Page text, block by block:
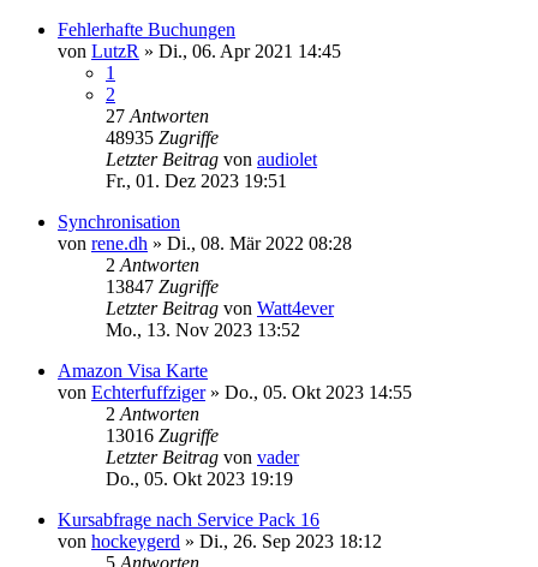
Fehlerhafte Buchungen
von LutzR » Di., 06. Apr 2021 14:45
1
2
27 Antworten
48935 Zugriffe
Letzter Beitrag von audiolet
Fr., 01. Dez 2023 19:51
Synchronisation
von rene.dh » Di., 08. Mär 2022 08:28
2 Antworten
13847 Zugriffe
Letzter Beitrag von Watt4ever
Mo., 13. Nov 2023 13:52
Amazon Visa Karte
von Echterfuffziger» Do., 05. Okt 2023 14:55
2 Antworten
13016 Zugriffe
Letzter Beitrag von vader
Do., 05. Okt 2023 19:19
Kursabfrage nach Service Pack 16
von hockeygerd » Di., 26. Sep 2023 18:12
5 Antworten